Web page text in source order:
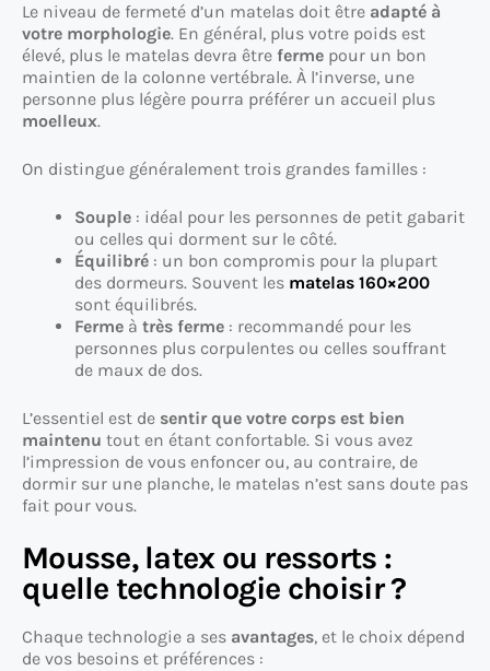
Le niveau de fermeté d’un matelas doit être adapté à
votre morphologie. En général, plus votre poids est
élevé, plus le matelas devra être ferme pour un bon
maintien de la colonne vertébrale. À l’inverse, une
personne plus légère pourra préférer un accueil plus
moelleux.
On distingue généralement trois grandes familles :
Souple : idéal pour les personnes de petit gabarit
ou celles qui dorment sur le côté.
Équilibré : un bon compromis pour la plupart
des dormeurs. Souvent les matelas 160×200
sont équilibrés.
Ferme à très ferme : recommandé pour les
personnes plus corpulentes ou celles souffrant
de maux de dos.
L’essentiel est de sentir que votre corps est bien
maintenu tout en étant confortable. Si vous avez
l’impression de vous enfoncer ou, au contraire, de
dormir sur une planche, le matelas n’est sans doute pas
fait pour vous.
Mousse, latex ou ressorts :
quelle technologie choisir ?
Chaque technologie a ses avantages, et le choix dépend
de vos besoins et préférences :